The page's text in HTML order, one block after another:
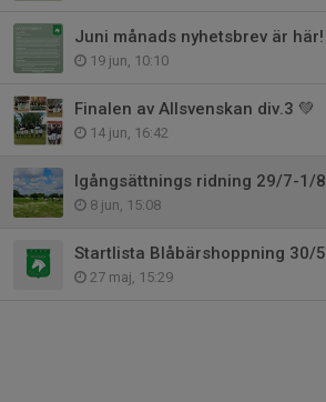
Juni månads nyhetsbrev är här!
19 jun, 10:10
Finalen av Allsvenskan div.3 💚
14 jun, 16:42
Igångsättnings ridning 29/7-1/8
8 jun, 15:08
Startlista Blåbärshoppning 30/5
27 maj, 15:29